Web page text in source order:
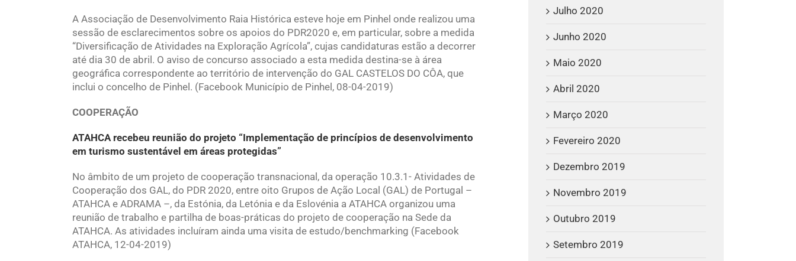
A Associação de Desenvolvimento Raia Histórica esteve hoje em Pinhel onde realizou uma
sessão de esclarecimentos sobre os apoios do PDR2020 e, em particular, sobre a medida
“Diversificação de Atividades na Exploração Agrícola”, cujas candidaturas estão a decorrer
até dia 30 de abril. O aviso de concurso associado a esta medida destina-se à área
geográfica correspondente ao território de intervenção do GAL CASTELOS DO CÔA, que
inclui o concelho de Pinhel. (Facebook Município de Pinhel, 08-04-2019)
COOPERAÇÃO
ATAHCA recebeu reunião do projeto “Implementação de princípios de desenvolvimento
em turismo sustentável em áreas protegidas”
No âmbito de um projeto de cooperação transnacional, da operação 10.3.1- Atividades de
Cooperação dos GAL, do PDR 2020, entre oito Grupos de Ação Local (GAL) de Portugal –
ATAHCA e ADRAMA –, da Estónia, da Letónia e da Eslovénia a ATAHCA organizou uma
reunião de trabalho e partilha de boas-práticas do projeto de cooperação na Sede da
ATAHCA. As atividades incluíram ainda uma visita de estudo/benchmarking (Facebook
ATAHCA, 12-04-2019)
Julho 2020
Junho 2020
Maio 2020
Abril 2020
Março 2020
Fevereiro 2020
Dezembro 2019
Novembro 2019
Outubro 2019
Setembro 2019